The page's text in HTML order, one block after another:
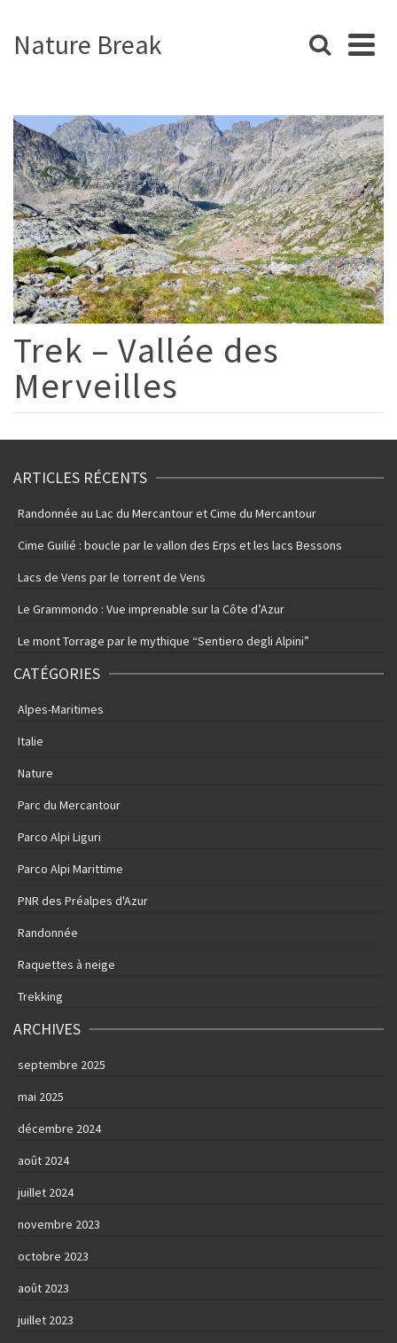
Nature Break
Trek – Vallée des
Merveilles
ARTICLES RÉCENTS
Randonnée au Lac du Mercantour et Cime du Mercantour
Cime Guilié : boucle par le vallon des Erps et les lacs Bessons
Lacs de Vens par le torrent de Vens
Le Grammondo : Vue imprenable sur la Côte d’Azur
Le mont Torrage par le mythique “Sentiero degli Alpini”
CATÉGORIES
Alpes-Maritimes
Italie
Nature
Parc du Mercantour
Parco Alpi Liguri
Parco Alpi Marittime
PNR des Préalpes d'Azur
Randonnée
Raquettes à neige
Trekking
ARCHIVES
septembre 2025
mai 2025
décembre 2024
août 2024
juillet 2024
novembre 2023
octobre 2023
août 2023
juillet 2023